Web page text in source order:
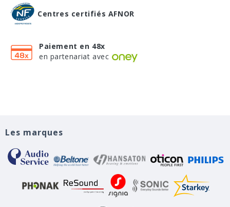
Centres certifiés AFNOR
Paiement en 48x
en partenariat avec
Les marques